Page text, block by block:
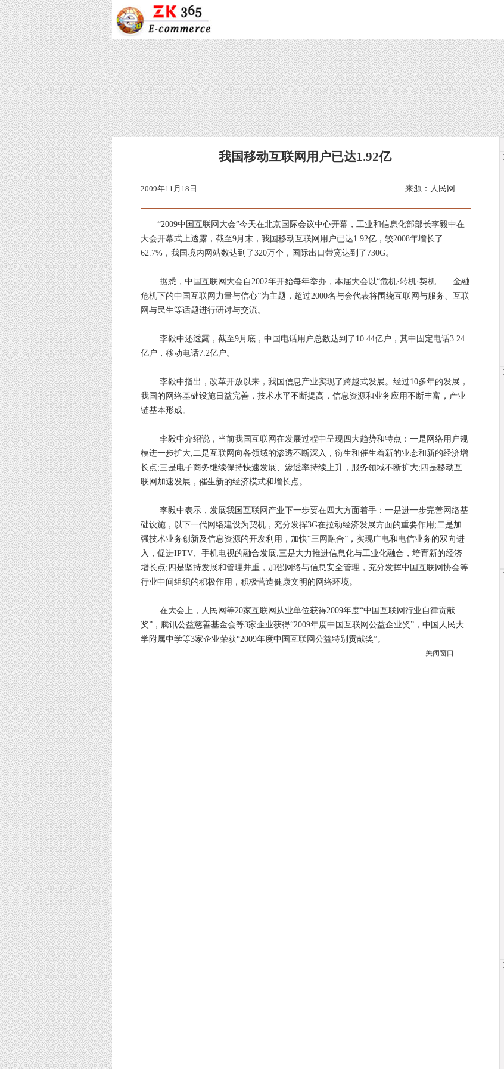
我国移动互联网用户已达1.92亿
2009年11月18日 来源：人民网
“2009中国互联网大会”今天在北京国际会议中心开幕，工业和信息化部部长李毅中在
大会开幕式上透露，截至9月末，我国移动互联网用户已达1.92亿，较2008年增长了
62.7%，我国境内网站数达到了320万个，国际出口带宽达到了730G。
据悉，中国互联网大会自2002年开始每年举办，本届大会以“危机·转机·契机——金融
危机下的中国互联网力量与信心”为主题，超过2000名与会代表将围绕互联网与服务、互联
网与民生等话题进行研讨与交流。
李毅中还透露，截至9月底，中国电话用户总数达到了10.44亿户，其中固定电话3.24
亿户，移动电话7.2亿户。
李毅中指出，改革开放以来，我国信息产业实现了跨越式发展。经过10多年的发展，
我国的网络基础设施日益完善，技术水平不断提高，信息资源和业务应用不断丰富，产业
链基本形成。
李毅中介绍说，当前我国互联网在发展过程中呈现四大趋势和特点：一是网络用户规
模进一步扩大;二是互联网向各领域的渗透不断深入，衍生和催生着新的业态和新的经济增
长点;三是电子商务继续保持快速发展、渗透率持续上升，服务领域不断扩大;四是移动互
联网加速发展，催生新的经济模式和增长点。
李毅中表示，发展我国互联网产业下一步要在四大方面着手：一是进一步完善网络基
础设施，以下一代网络建设为契机，充分发挥3G在拉动经济发展方面的重要作用;二是加
强技术业务创新及信息资源的开发利用，加快“三网融合”，实现广电和电信业务的双向进
入，促进IPTV、手机电视的融合发展;三是大力推进信息化与工业化融合，培育新的经济
增长点;四是坚持发展和管理并重，加强网络与信息安全管理，充分发挥中国互联网协会等
行业中间组织的积极作用，积极营造健康文明的网络环境。
在大会上，人民网等20家互联网从业单位获得2009年度“中国互联网行业自律贡献
奖”，腾讯公益慈善基金会等3家企业获得“2009年度中国互联网公益企业奖”，中国人民大
学附属中学等3家企业荣获“2009年度中国互联网公益特别贡献奖”。
关闭窗口